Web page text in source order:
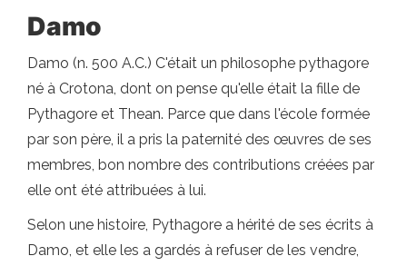
Damo
Damo (n. 500 A.C.) C'était un philosophe pythagore
né à Crotona, dont on pense qu'elle était la fille de
Pythagore et Thean. Parce que dans l'école formée
par son père, il a pris la paternité des œuvres de ses
membres, bon nombre des contributions créées par
elle ont été attribuées à lui.
Selon une histoire, Pythagore a hérité de ses écrits à
Damo, et elle les a gardés à refuser de les vendre,